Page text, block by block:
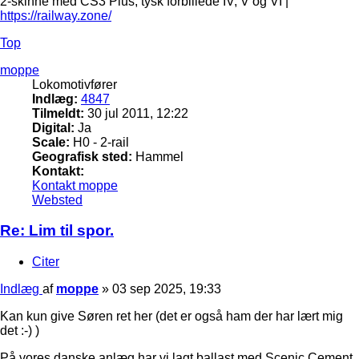
https://railway.zone/
Top
moppe
Lokomotivfører
Indlæg: 4847
Tilmeldt: 30 jul 2011, 12:22
Digital: Ja
Scale: H0 - 2-rail
Geografisk sted: Hammel
Kontakt:
Kontakt moppe
Websted
Re: Lim til spor.
Citer
Indlæg af moppe » 03 sep 2025, 19:33
Kan kun give Søren ret her (det er også ham der har lært mig
det :-) )